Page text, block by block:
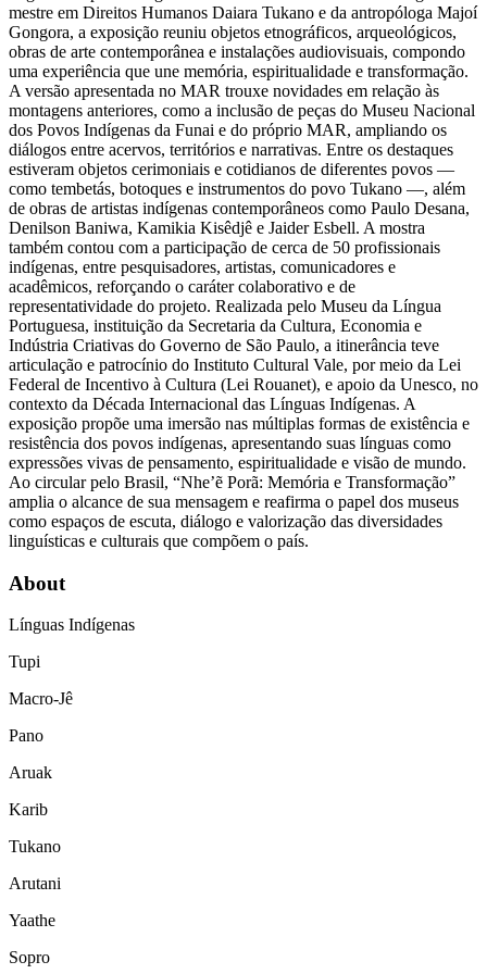
mestre em Direitos Humanos Daiara Tukano e da antropóloga Majoí
Gongora, a exposição reuniu objetos etnográficos, arqueológicos,
obras de arte contemporânea e instalações audiovisuais, compondo
uma experiência que une memória, espiritualidade e transformação.
A versão apresentada no MAR trouxe novidades em relação às
montagens anteriores, como a inclusão de peças do Museu Nacional
dos Povos Indígenas da Funai e do próprio MAR, ampliando os
diálogos entre acervos, territórios e narrativas. Entre os destaques
estiveram objetos cerimoniais e cotidianos de diferentes povos —
como tembetás, botoques e instrumentos do povo Tukano —, além
de obras de artistas indígenas contemporâneos como Paulo Desana,
Denilson Baniwa, Kamikia Kisêdjê e Jaider Esbell. A mostra
também contou com a participação de cerca de 50 profissionais
indígenas, entre pesquisadores, artistas, comunicadores e
acadêmicos, reforçando o caráter colaborativo e de
representatividade do projeto. Realizada pelo Museu da Língua
Portuguesa, instituição da Secretaria da Cultura, Economia e
Indústria Criativas do Governo de São Paulo, a itinerância teve
articulação e patrocínio do Instituto Cultural Vale, por meio da Lei
Federal de Incentivo à Cultura (Lei Rouanet), e apoio da Unesco, no
contexto da Década Internacional das Línguas Indígenas. A
exposição propõe uma imersão nas múltiplas formas de existência e
resistência dos povos indígenas, apresentando suas línguas como
expressões vivas de pensamento, espiritualidade e visão de mundo.
Ao circular pelo Brasil, “Nhe’ẽ Porã: Memória e Transformação”
amplia o alcance de sua mensagem e reafirma o papel dos museus
como espaços de escuta, diálogo e valorização das diversidades
linguísticas e culturais que compõem o país.
About
Línguas Indígenas
Tupi
Macro-Jê
Pano
Aruak
Karib
Tukano
Arutani
Yaathe
Sopro